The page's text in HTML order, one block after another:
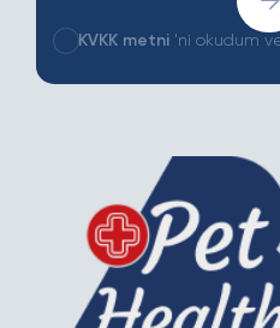
KVKK metni 'ni okudum